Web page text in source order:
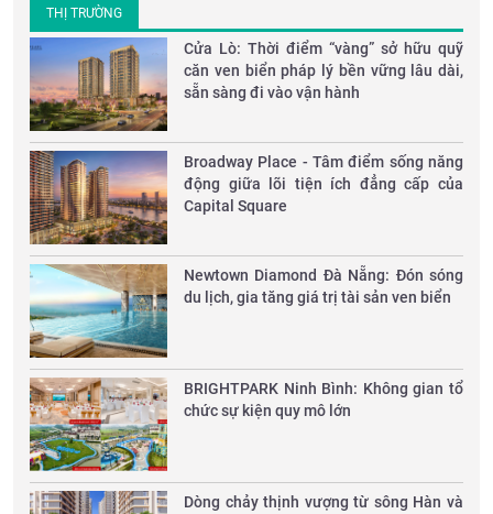
THỊ TRƯỜNG
Cửa Lò: Thời điểm “vàng” sở hữu quỹ
căn ven biển pháp lý bền vững lâu dài,
sẵn sàng đi vào vận hành
Broadway Place - Tâm điểm sống năng
động giữa lõi tiện ích đẳng cấp của
Capital Square
Newtown Diamond Đà Nẵng: Đón sóng
du lịch, gia tăng giá trị tài sản ven biển
​BRIGHTPARK Ninh Bình: Không gian tổ
chức sự kiện quy mô lớn
Dòng chảy thịnh vượng từ sông Hàn và